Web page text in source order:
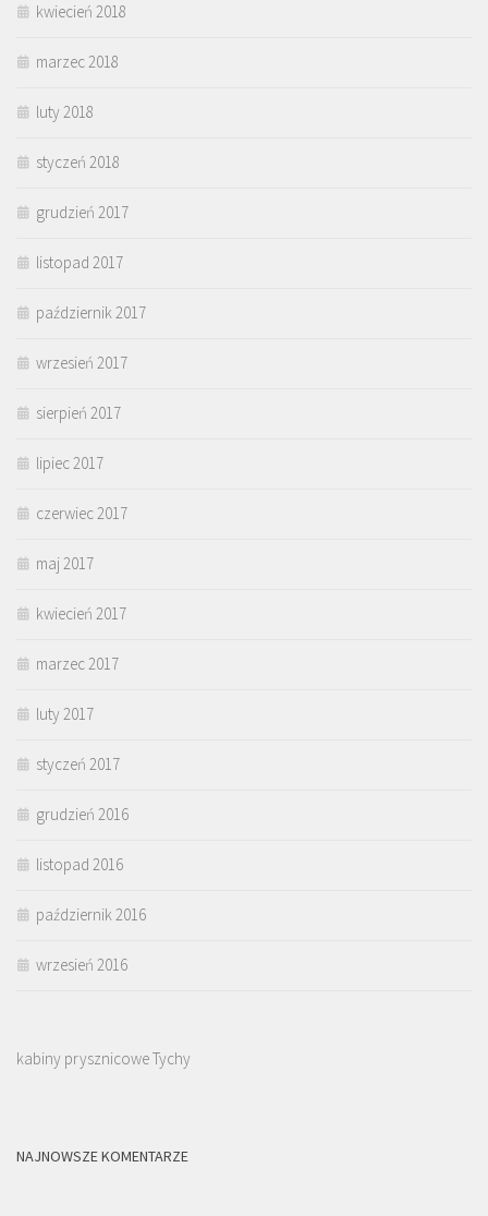
kwiecień 2018
marzec 2018
luty 2018
styczeń 2018
grudzień 2017
listopad 2017
październik 2017
wrzesień 2017
sierpień 2017
lipiec 2017
czerwiec 2017
maj 2017
kwiecień 2017
marzec 2017
luty 2017
styczeń 2017
grudzień 2016
listopad 2016
październik 2016
wrzesień 2016
kabiny prysznicowe Tychy
NAJNOWSZE KOMENTARZE